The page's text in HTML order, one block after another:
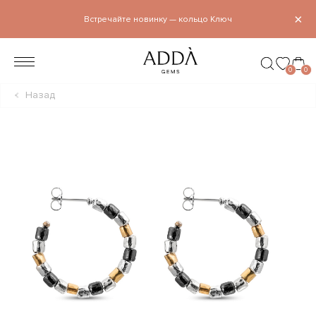
×
Встречайте новинку — кольцо Ключ
0 0
Назад